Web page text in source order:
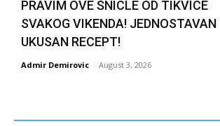
PRAVIM OVE ŠNICLE OD TIKVICE
SVAKOG VIKENDA! JEDNOSTAVAN
UKUSAN RECEPT!
Admir Demirovic - August 3, 2026